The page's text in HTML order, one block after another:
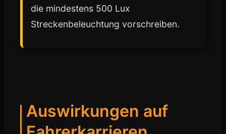
die mindestens 500 Lux
Streckenbeleuchtung vorschreiben.
Auswirkungen auf